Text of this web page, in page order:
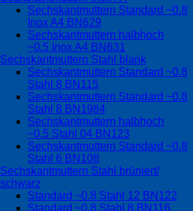
Sechskantmuttern Standard ~0.8
Inox A4 BN629
Sechskantmuttern halbhoch
~0.5 Inox A4 BN631
Sechskantmuttern Stahl blank
Sechskantmuttern Standard ~0.8
Stahl 8 BN115
Sechskantmuttern Standard ~0.8
Stahl 8 BN1984
Sechskantmuttern halbhoch
~0.5 Stahl 04 BN123
Sechskantmuttern Standard ~0.8
Stahl 6 BN108
Sechskantmuttern Stahl brüniert/
schwarz
Standard ~0.8 Stahl 12 BN122
Standard ~0.8 Stahl 8 BN116